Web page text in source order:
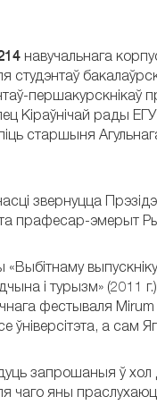
навучальнага
першакурскнікаў
Кіраўнічай рады
старшыня
звернуцца
прафесар-эмерыт
і турызм» (2011
фестываля
ўніверсітэта, а сам
запрошаныя ў
яны